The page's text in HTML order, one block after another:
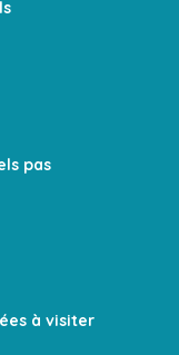
pas
à visiter